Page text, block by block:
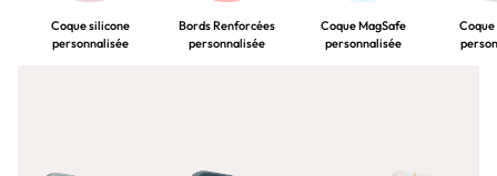
Coque silicone
personnalisée
Bords Renforcées
personnalisée
Coque MagSafe
personnalisée